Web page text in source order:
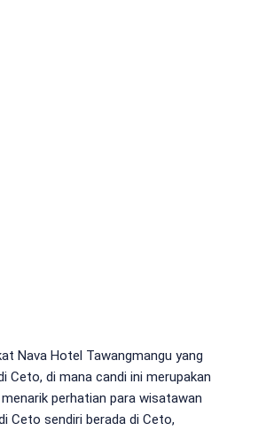
Nava Hotel Tawangmangu yang
Ceto, di mana candi ini merupakan
perhatian para wisatawan
Ceto sendiri berada di Ceto,